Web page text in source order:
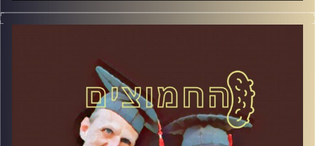
המערכת הפוליטית על ספת הפסיכולוג, עם פרופסור בועז בן-
דוד ופרופסור גלעד הירשברגר
קרדיט תמונות:AudioVersity